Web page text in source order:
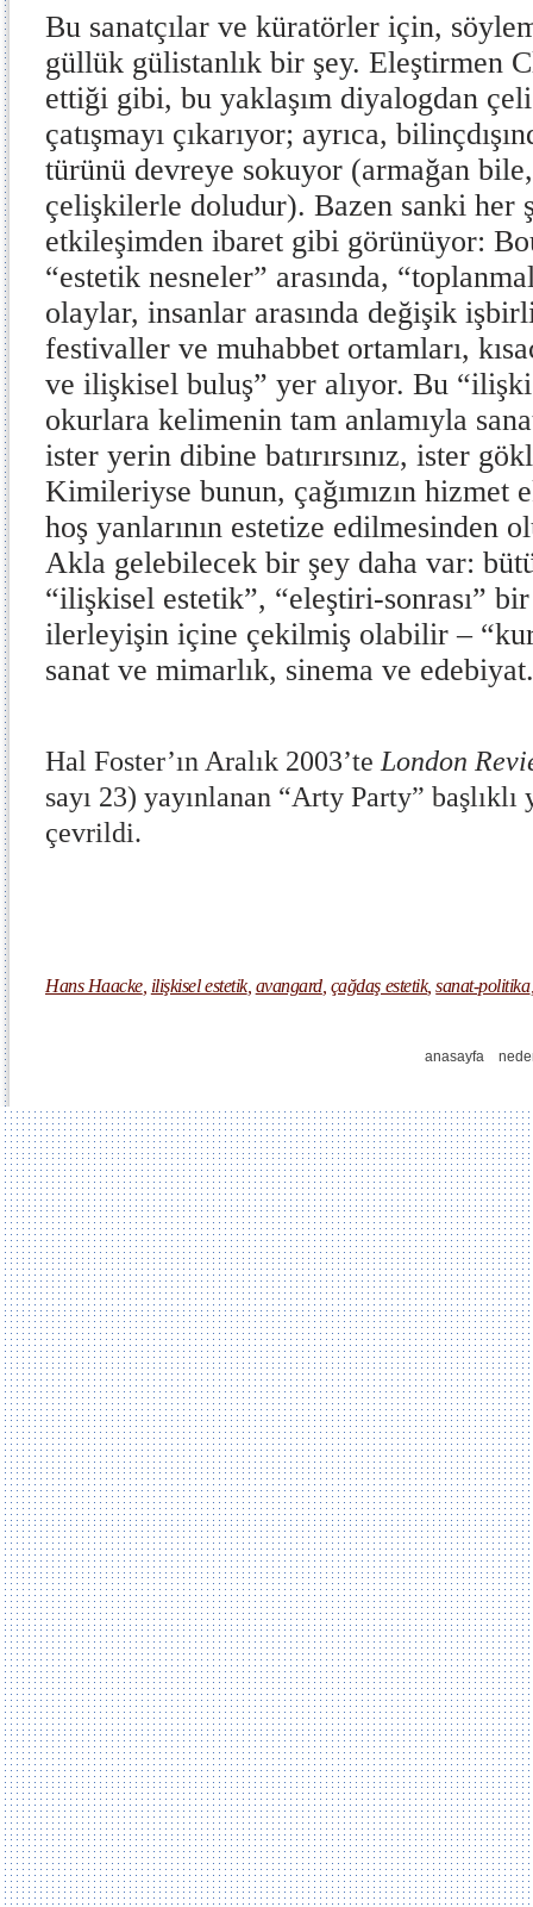
Bu sanatçılar ve küratörler için,
güllük gülistanlık bir şey. Eleştirmen
ettiği gibi, bu yaklaşım diyalogdan
çatışmayı çıkarıyor; ayrıca,
türünü devreye sokuyor (armağan
çelişkilerle doludur). Bazen sanki her
etkileşimden ibaret gibi görünüyor:
“estetik nesneler” arasında,
olaylar, insanlar arasında değişik
festivaller ve muhabbet ortamları,
ve ilişkisel buluş” yer alıyor. Bu
okurlara kelimenin tam anlamıyla
ister yerin dibine batırırsınız, ister
Kimileriyse bunun, çağımızın hizmet
hoş yanlarının estetize edilmesinden
Akla gelebilecek bir şey daha var:
“ilişkisel estetik”, “eleştiri-sonrası”
ilerleyişin içine çekilmiş olabilir –
sanat ve mimarlık, sinema ve edebiyat.
Hal Foster’ın Aralık 2003’te London
sayı 23) yayınlanan “Arty Party” başlıklı
çevrildi.
Hans Haacke, ilişkisel estetik, avangard, çağdaş estetik,sanat-politika
anasayfa